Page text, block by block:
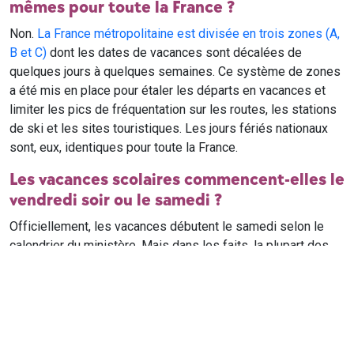
mêmes pour toute la France ?
Non. La France métropolitaine est divisée en trois zones (A,
B et C) dont les dates de vacances sont décalées de
quelques jours à quelques semaines. Ce système de zones
a été mis en place pour étaler les départs en vacances et
limiter les pics de fréquentation sur les routes, les stations
de ski et les sites touristiques. Les jours fériés nationaux
sont, eux, identiques pour toute la France.
Les vacances scolaires commencent-elles le
vendredi soir ou le samedi ?
Officiellement, les vacances débutent le samedi selon le
calendrier du ministère. Mais dans les faits, la plupart des